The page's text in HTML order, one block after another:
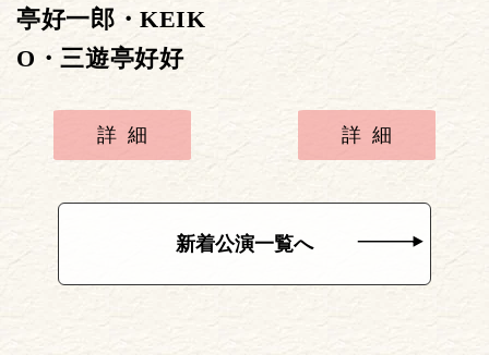
亭好一郎・KEIK
O・三遊亭好好
詳細 詳細
新着公演一覧へ